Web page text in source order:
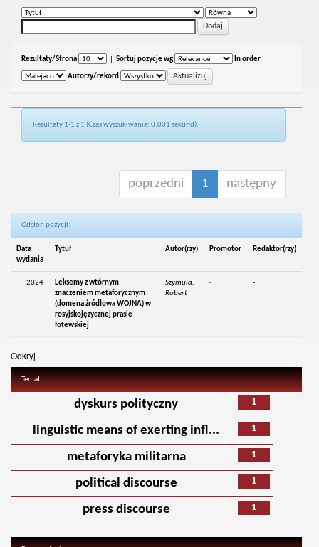
Rezultaty/Strona Sortuj pozycje wg In order
Autorzy/rekord
Rezultaty 1-1 z 1 (Czas wyszukiwania: 0.001 sekund).
poprzedni 1 następny
Odsłon pozycji:
Data
wydania
Tytuł Autor(rzy) Promotor Redaktor(rzy)
2024
Leksemy z wtórnym
znaczeniem metaforycznym
(domena źródłowa WOJNA) w
rosyjskojęzycznej prasie
łotewskiej
Szymula,
Robert
- -
Odkryj
Temat
1
dyskurs polityczny
1
linguistic means of exerting infl...
1
metaforyka militarna
1
political discourse
1
press discourse